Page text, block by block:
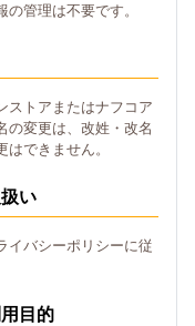
管理は不要です。
ストアまたはナフコア
の変更は、改姓・改名
できません。
い
イバシーポリシーに従
目的